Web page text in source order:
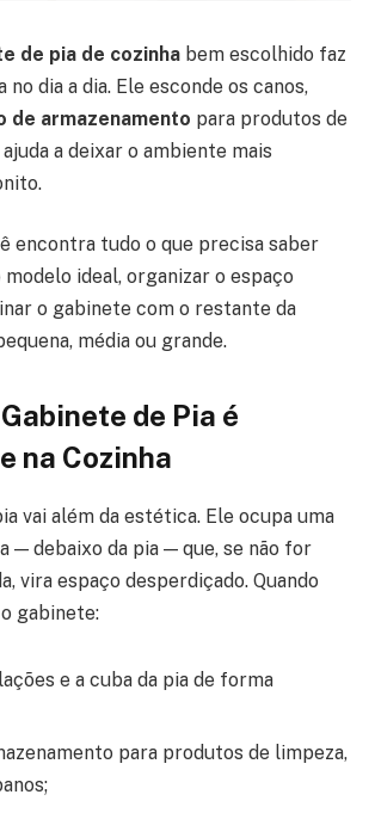
de pia de cozinha bem escolhido faz
no dia a dia. Ele esconde os canos,
de armazenamento para produtos de
a deixar o ambiente mais
encontra tudo o que precisa saber
ideal, organizar o espaço
o gabinete com o restante da
média ou grande.
de Pia é
na Cozinha
vai além da estética. Ele ocupa uma
— debaixo da pia — que, se não for
vira espaço desperdiçado. Quando
gabinete:
e a cuba da pia de forma
para produtos de limpeza,